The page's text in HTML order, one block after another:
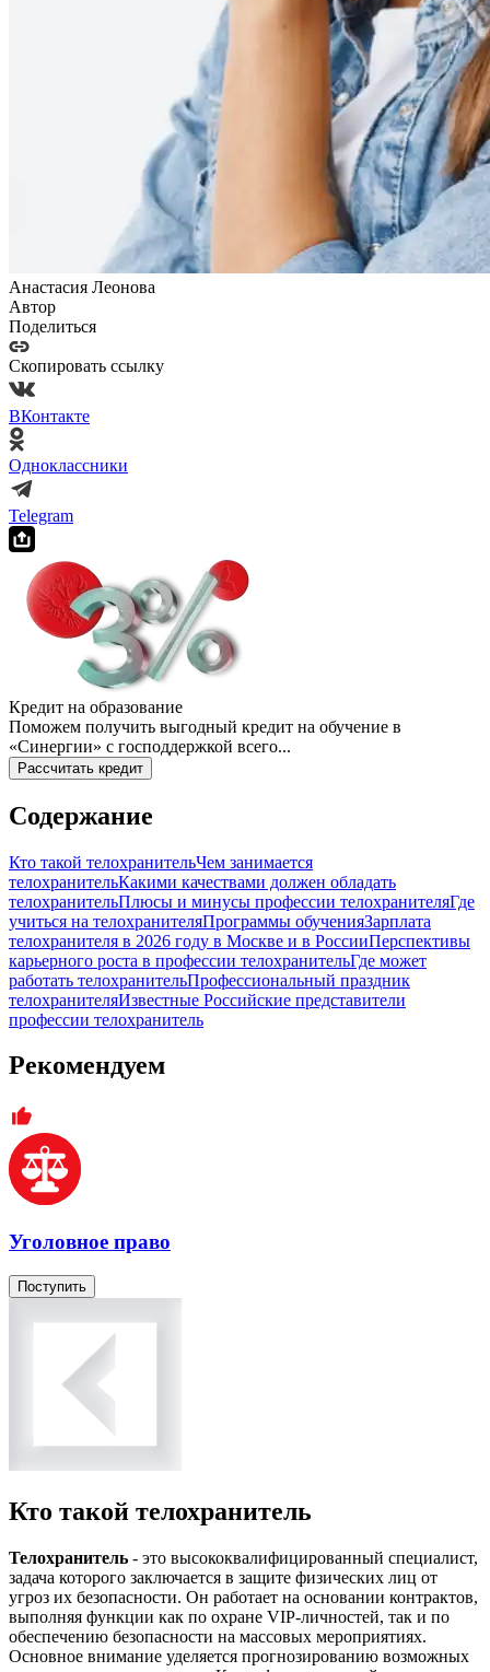
Анастасия Леонова
Автор
Поделиться
Скопировать ссылку
ВКонтакте
Одноклассники
Telegram
Кредит на образование
Поможем получить выгодный кредит на обучение в
«Синергии» с господдержкой всего...
Рассчитать кредит
Содержание
Кто такой телохранительЧем занимается
телохранительКакими качествами должен обладать
телохранительПлюсы и минусы профессии телохранителяГде
учиться на телохранителяПрограммы обученияЗарплата
телохранителя в 2026 году в Москве и в РоссииПерспективы
карьерного роста в профессии телохранительГде может
работать телохранительПрофессиональный праздник
телохранителяИзвестные Российские представители
профессии телохранитель
Рекомендуем
Уголовное право
Поступить
Кто такой телохранитель
Телохранитель - это высококвалифицированный специалист,
задача которого заключается в защите физических лиц от
угроз их безопасности. Он работает на основании контрактов,
выполняя функции как по охране VIP-личностей, так и по
обеспечению безопасности на массовых мероприятиях.
Основное внимание уделяется прогнозированию возможных